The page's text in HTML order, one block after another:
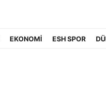
EKONOMİ ESH SPOR